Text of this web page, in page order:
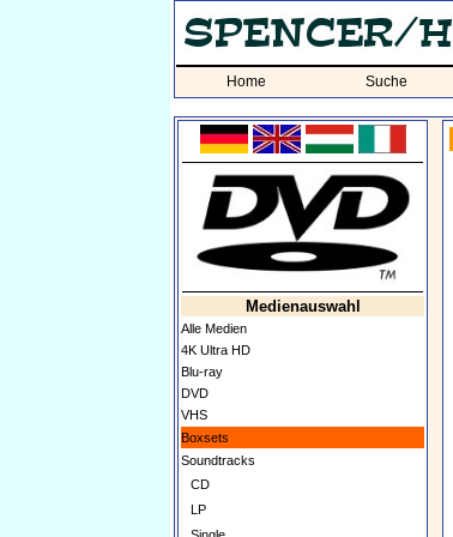
Home Suche
Medienauswahl
Alle Medien
4K Ultra HD
Blu-ray
DVD
VHS
Boxsets
Soundtracks
CD
LP